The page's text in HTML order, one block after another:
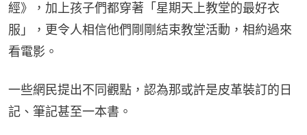
經》，加上孩子們都穿著「星期天上教堂的最好衣
服」，更令人相信他們剛剛結束教堂活動，相約過來
看電影。
一些網民提出不同觀點，認為那或許是皮革裝訂的日
記、筆記甚至一本書。